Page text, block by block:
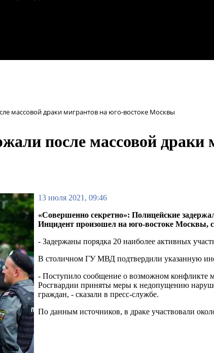
массовой драки мигрантов на юго-востоке Москвы
после массовой
13 июля 2021, 09:46
«Совершенно секретно»: Полицейские
Инцидент произошел на юго-востоке Москвы,
- Задержаны порядка 20 наиболее активных
В столичном ГУ МВД подтвердили указанную
- Поступило сообщение о возможном конфликте
Росгвардии приняты меры к недопущению
граждан, - сказали в пресс-службе.
По данным источников, в драке участвовали